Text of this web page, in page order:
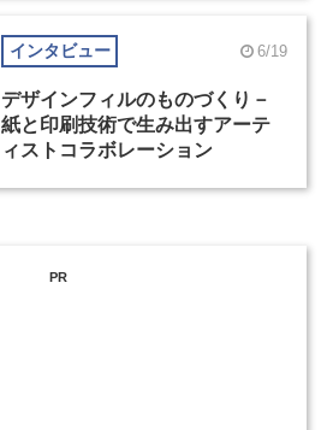
インタビュー 6/19
デザインフィルのものづくり－
紙と印刷技術で生み出すアーテ
ィストコラボレーション
PR